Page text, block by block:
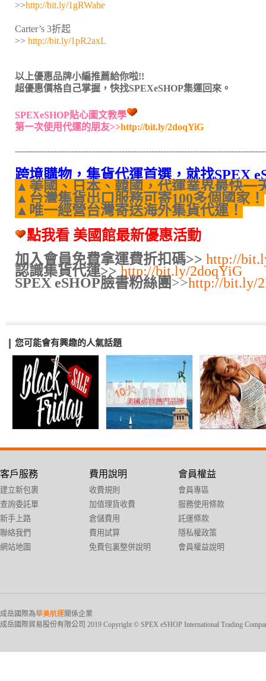
>>http://bit.ly/1gRWahe
Carter’s 3折起
>> http://bit.ly/1pR2axL
以上優惠品牌小編推薦給你啦!!
超優惠價格自己掌握，快找SPEXeSHOP集運回來。
SPEXeSHOP貼心圖文教學
第一次使用代運的朋友>>http://bit.ly/2doqYiG
跨境購物，集貨代運首選，就找SPEX
▲美國、日本、韓國，代運業界最快一
▲台灣集貨出口服務可寄100多個國家！
▲唯一經營台灣寄送海外集貨代運！
點我看 美國館最新優惠活動
加入會員免費拿運費折扣碼>> http://
認識集貨代運>> http://bit.ly/2doqYiG
SPEX eSHOP臉書粉絲團>>http://bit.ly/
您可能會有興趣的人氣話題
客戶服務
建立新包裹
查詢委託單
新手上路
聯絡我們
網站地圖
費用說明
收費規則
加值理貨收費
倉儲費用
費用試算
免費包裏整併說明
會員權益
會員專區
服務使用條款
託運條款
隱私權政策
會員權益說明
成岳國際為華美航運關係企業
成岳國際貿易股份有限公司 2019 Copyright © SPEX eSHOP International Trading